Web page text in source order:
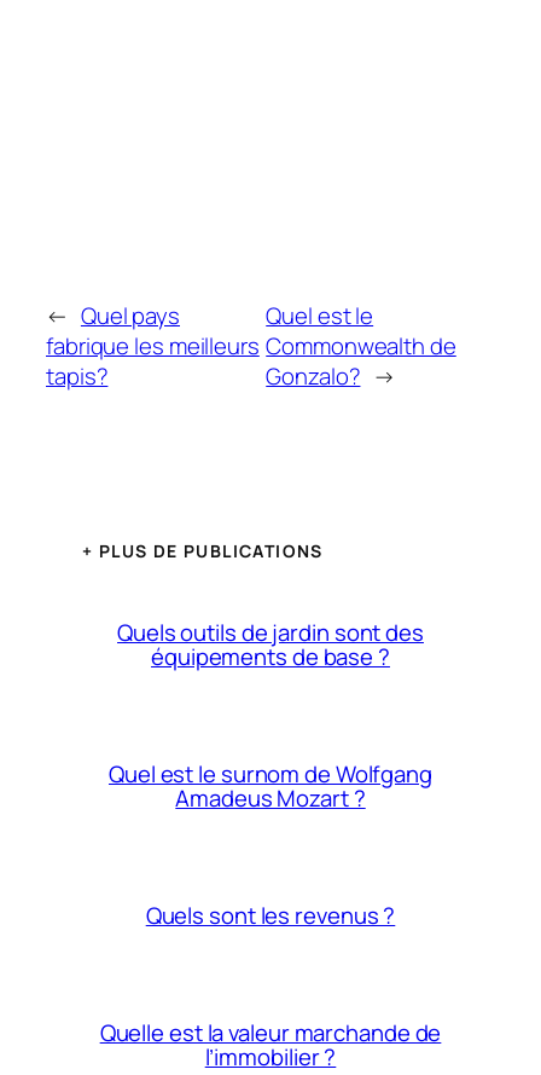
← Quel pays
fabrique les meilleurs
tapis?
Quel est le
Commonwealth de
Gonzalo? →
+ PLUS DE PUBLICATIONS
Quels outils de jardin sont des
équipements de base ?
Quel est le surnom de Wolfgang
Amadeus Mozart ?
Quels sont les revenus ?
Quelle est la valeur marchande de
l’immobilier ?